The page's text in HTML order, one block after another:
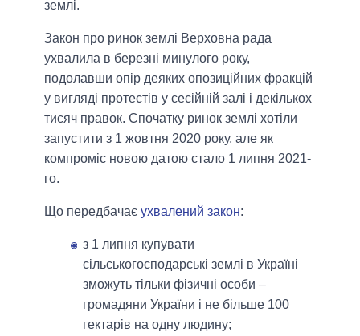
землі.
Закон про ринок землі Верховна рада
ухвалила в березні минулого року,
подолавши опір деяких опозиційних фракцій
у вигляді протестів у сесійній залі і декількох
тисяч правок. Спочатку ринок землі хотіли
запустити з 1 жовтня 2020 року, але як
компроміс новою датою стало 1 липня 2021-
го.
Що передбачає ухвалений закон:
з 1 липня купувати
сільськогосподарські землі в Україні
зможуть тільки фізичні особи –
громадяни України і не більше 100
гектарів на одну людину;